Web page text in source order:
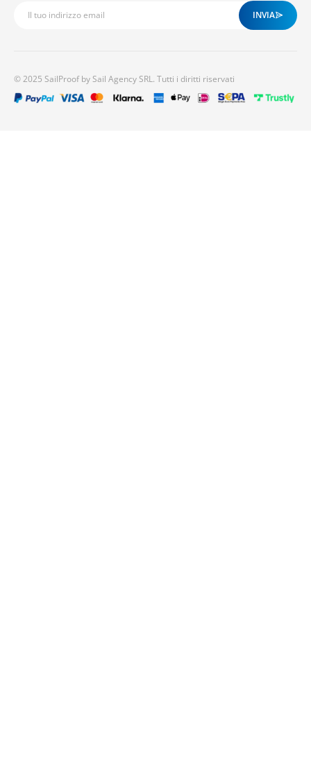
INVIA
© 2025 SailProof by Sail Agency SRL. Tutti i diritti riservati